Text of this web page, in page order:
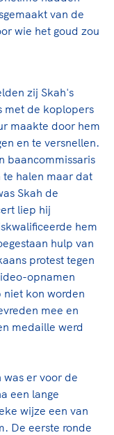
van de
wie het goud zou
zij Skah's
met de koplopers
maakte door hem
en te versnellen.
baancommissaris
halen maar dat
Skah de
liep hij
hem
hulp van
protest tegen
opnamen
kon worden
mee en
medaille werd
er voor de
een lange
wijze een van
De eerste ronde